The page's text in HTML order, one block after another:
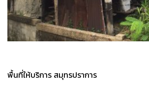
พื้นที่ให้บริการ สมุทรปราการ